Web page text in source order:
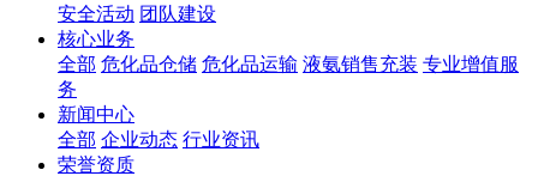
安全活动 团队建设
核心业务
全部 危化品仓储 危化品运输 液氨销售充装 专业增值服
务
新闻中心
全部 企业动态 行业资讯
荣誉资质